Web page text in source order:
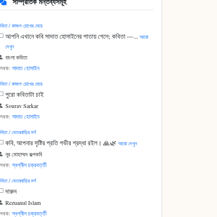
/ কাজল চোখের মেয়ে
আপনি এখানে কবি সাদাত হোসাইনের পাতায় গেলে; কবিতা —... আরো
দেখুন
বাংলা কবিতা
সাদাত হোসাইন
/ কাজল চোখের মেয়ে
পুরো কবিতাটা চাই
Sourav Sarkar
সাদাত হোসাইন
/ ভেতরবাড়ির মর্গ
কবি, আপনার সৃষ্টির প্রতি গভীর শ্রদ্ধা রইল। 🙏🌿 আরো দেখুন
নূর মোহাম্মদ কল্পকবি
স্বপ্নীল চক্রবর্ত্তী
/ ভেতরবাড়ির মর্গ
দারুন
Rezuanul Islam
স্বপ্নীল চক্রবর্ত্তী